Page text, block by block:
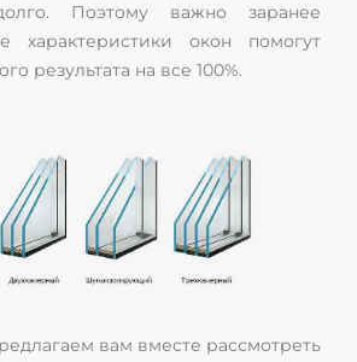
Поэтому важно заранее
характеристики окон помогут
результата на все 100%.
вам вместе рассмотреть